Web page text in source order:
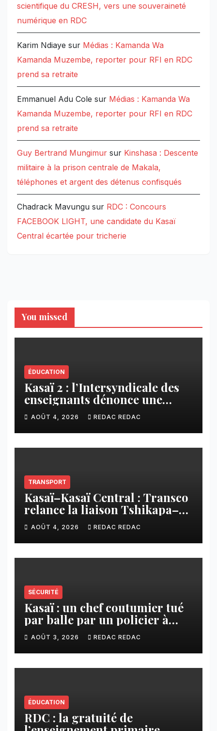
scientifique du CRESH, vers une souveraineté
numérique en RDC
Karim Ndiaye sur Médias : Kamanda Wa
Kamanda Muzembe, reporter pour RFI en RDC
prend sa retraite
Emmanuel Adu Cole sur Médias : Kamanda Wa
Kamanda Muzembe, reporter pour RFI en RDC
prend sa retraite
Guy Bertrand Mungimur sur Kinshasa : Descente
militaire à la prison centrale de Makala,
téléphones et argent des détenus confisqués
Chadrack Mavungu sur RDC : Concours
FACEBOOK LIGHT, une candidate du Kasaï
Central écartée pour tricherie
You missed
ÉDUCATION
Kasaï 2 : l’Intersyndicale des
enseignants dénonce une
contribution financière
imposée aux écoles de la
CNCA
AOÛT 4, 2026 REDAC REDAC
TRANSPORT
Kasaï–Kasaï Central : Transco
relance la liaison Tshikapa–
Tshiamu pour faciliter les
échanges
AOÛT 4, 2026 REDAC REDAC
SÉCURITÉ
Kasaï : un chef coutumier tué
par balle par un policier à
Kamuesha, la tension monte
AOÛT 3, 2026 REDAC REDAC
ÉDUCATION
RDC : la gratuité de